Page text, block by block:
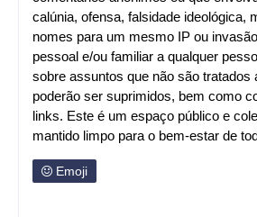
calúnia, ofensa, falsidade ideológica,
nomes para um mesmo IP ou
pessoal e/ou familiar a qualquer
sobre assuntos que não são tratados
poderão ser suprimidos, bem como
links. Este é um espaço público e
mantido limpo para o bem-estar de
Emoji